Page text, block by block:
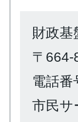
財政基
〒664-
電話
市民サ